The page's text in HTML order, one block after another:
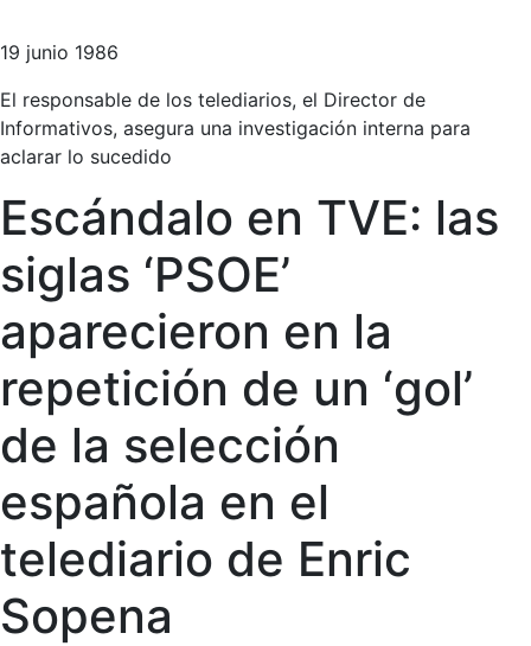
19 junio 1986
El responsable de los telediarios, el Director de
Informativos, asegura una investigación interna para
aclarar lo sucedido
Escándalo en TVE: las
siglas ‘PSOE’
aparecieron en la
repetición de un ‘gol’
de la selección
española en el
telediario de Enric
Sopena